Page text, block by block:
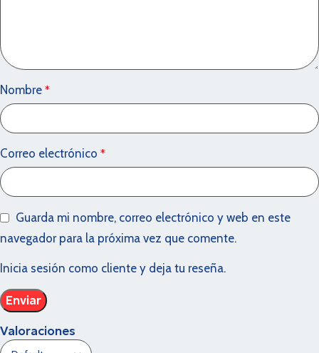
Valoraciones
Nombre *
Correo electrónico *
Guarda mi nombre, correo electrónico y web en este
navegador para la próxima vez que comente.
Inicia sesión como cliente y deja tu reseña.